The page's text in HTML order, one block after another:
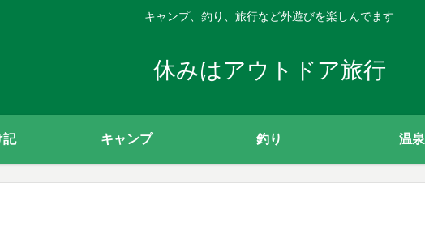
キャンプ、釣り、旅行など外遊びを楽しんでます
休みはアウトドア旅行
記 キャンプ 釣り 温泉